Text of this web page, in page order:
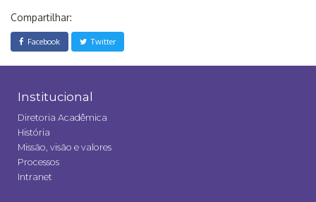
Compartilhar:
Facebook Twitter
Institucional
Diretoria Acadêmica
História
Missão, visão e valores
Processos
Intranet